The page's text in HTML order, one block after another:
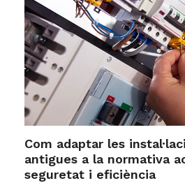
Com adaptar les
antigues a la normativa
seguretat i eficiència